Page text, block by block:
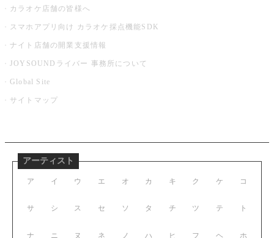
カラオケ店舗の皆様へ
スマホアプリ向け カラオケ採点機能SDK
ナイト店舗の開業支援情報
JOYSOUNDライバー 事務所について
Global Site
サイトマップ
アーティスト
ア イ ウ エ オ
サ シ ス セ ソ
ナ ニ ヌ ネ ノ
カ キ ク ケ コ
タ チ ツ テ ト
ハ ヒ フ ヘ ホ